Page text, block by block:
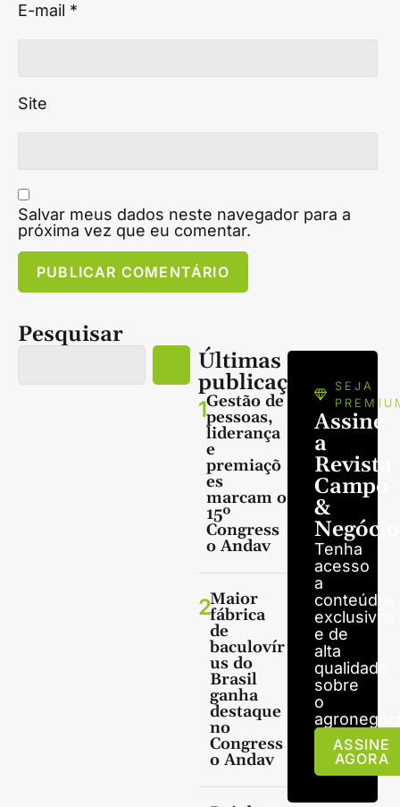
E-mail *
Site
Salvar meus dados neste navegador para a
próxima vez que eu comentar.
Pesquisar
Últimas
publicações
1Gestão de
pessoas,
liderança
e
premiaçõ
es
marcam o
15º
Congress
o Andav
2Maior
fábrica
de
baculovír
us do
Brasil
ganha
destaque
no
Congress
o Andav
SEJA
Assine
a
Revista
Campo
&
Tenha
acesso
a
conteúdos
exclusivos
e de
alta
qualidade
sobre
o
ASSINE
AGORA